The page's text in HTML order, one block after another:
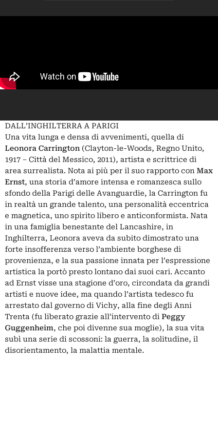
DALL’INGHILTERRA A PARIGI
Una vita lunga e densa di avvenimenti, quella di
Leonora Carrington (Clayton-le-Woods, Regno Unito,
1917 – Città del Messico, 2011), artista e scrittrice di
area surrealista. Nota ai più per il suo rapporto con Max
Ernst, una storia d’amore intensa e romanzesca sullo
sfondo della Parigi delle Avanguardie, la Carrington fu
in realtà un grande talento, una personalità eccentrica
e magnetica, uno spirito libero e anticonformista. Nata
in una famiglia benestante del Lancashire, in
Inghilterra, Leonora aveva da subito dimostrato una
forte insofferenza verso l’ambiente borghese di
provenienza, e la sua passione innata per l’espressione
artistica la portò presto lontano dai suoi cari. Accanto
ad Ernst visse una stagione d’oro, circondata da grandi
artisti e nuove idee, ma quando l’artista tedesco fu
arrestato dal governo di Vichy, alla fine degli Anni
Trenta (fu liberato grazie all’intervento di Peggy
Guggenheim, che poi divenne sua moglie), la sua vita
subì una serie di scossoni: la guerra, la solitudine, il
disorientamento, la malattia mentale.